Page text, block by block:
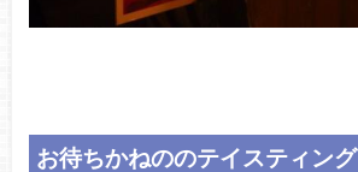
お待ちかねののテイスティング